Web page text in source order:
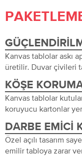
Kanvas tablolar askı
üretilir. Duvar çivileri
KÖŞE
Kanvas tablolar
koruyucu kartonlar
DARBE EMICI
Özel açılı tasarım
emilir tabloya zarar